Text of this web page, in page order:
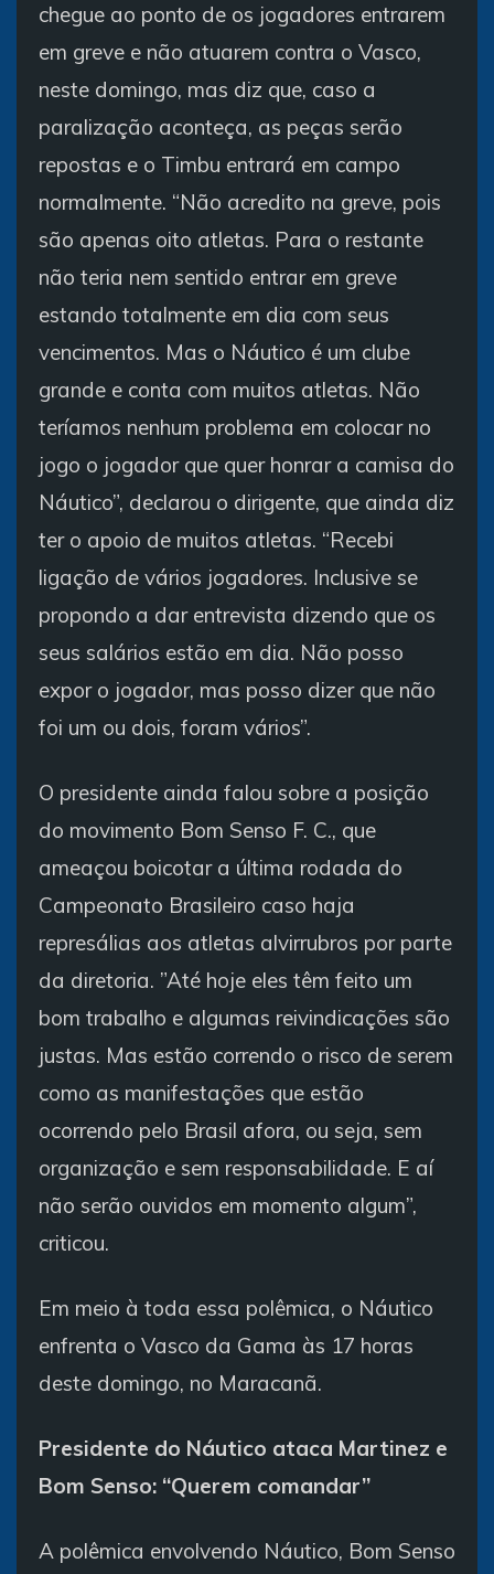
chegue ao ponto de os jogadores entrarem
em greve e não atuarem contra o Vasco,
neste domingo, mas diz que, caso a
paralização aconteça, as peças serão
repostas e o Timbu entrará em campo
normalmente. “Não acredito na greve, pois
são apenas oito atletas. Para o restante
não teria nem sentido entrar em greve
estando totalmente em dia com seus
vencimentos. Mas o Náutico é um clube
grande e conta com muitos atletas. Não
teríamos nenhum problema em colocar no
jogo o jogador que quer honrar a camisa do
Náutico”, declarou o dirigente, que ainda diz
ter o apoio de muitos atletas. “Recebi
ligação de vários jogadores. Inclusive se
propondo a dar entrevista dizendo que os
seus salários estão em dia. Não posso
expor o jogador, mas posso dizer que não
foi um ou dois, foram vários”.
O presidente ainda falou sobre a posição
do movimento Bom Senso F. C., que
ameaçou boicotar a última rodada do
Campeonato Brasileiro caso haja
represálias aos atletas alvirrubros por parte
da diretoria. ”Até hoje eles têm feito um
bom trabalho e algumas reivindicações são
justas. Mas estão correndo o risco de serem
como as manifestações que estão
ocorrendo pelo Brasil afora, ou seja, sem
organização e sem responsabilidade. E aí
não serão ouvidos em momento algum”,
criticou.
Em meio à toda essa polêmica, o Náutico
enfrenta o Vasco da Gama às 17 horas
deste domingo, no Maracanã.
Presidente do Náutico ataca Martinez e
Bom Senso: “Querem comandar”
A polêmica envolvendo Náutico, Bom Senso